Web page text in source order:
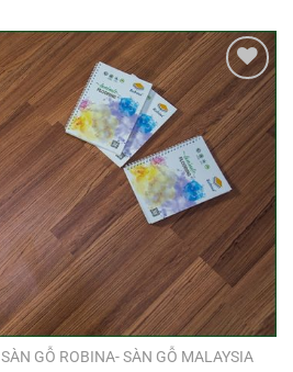
Yêu
thích
SÀN GỖ ROBINA- SÀN GỖ MALAYSIA